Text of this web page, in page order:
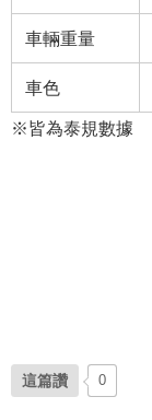
車輛重量
車色
※皆為泰規數據
這篇讚 0